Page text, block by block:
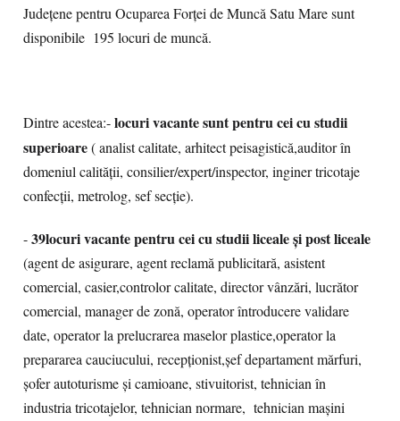
Județene pentru Ocuparea Forței de Muncă Satu Mare sunt
disponibile 195 locuri de muncă.
Dintre acestea:-locuri vacante sunt pentru cei cu studii
superioare( analist calitate, arhitect peisagistică,auditor în
domeniul calității, consilier/expert/inspector, inginer tricotaje
confecții, metrolog, sef secție).
-39locuri vacante pentru cei cu studii liceale și post liceale
(agent de asigurare, agent reclamă publicitară, asistent
comercial, casier,controlor calitate, director vânzări, lucrător
comercial, manager de zonă, operator întroducere validare
date, operator la prelucrarea maselor plastice,operator la
prepararea cauciucului, recepționist,șef departament mărfuri,
șofer autoturisme și camioane, stivuitorist, tehnician în
industria tricotajelor, tehnician normare, tehnician mașini